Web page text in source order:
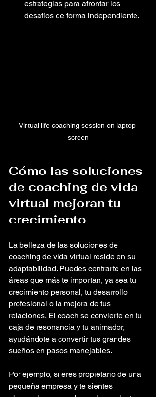
estrategias para afrontar los
desafíos de forma independiente.
Virtual life coaching session on laptop
screen
Cómo las soluciones
de coaching de vida
virtual mejoran tu
crecimiento
La belleza de las soluciones de
coaching de vida virtual reside en su
adaptabilidad. Puedes centrarte en las
áreas que más te importan, ya sea tu
crecimiento personal, tu desarrollo
profesional o la mejora de tus
relaciones. El coach se convierte en tu
caja de resonancia y tu animador,
ayudándote a convertir tus grandes
sueños en pasos manejables.
Por ejemplo, si eres propietario de una
pequeña empresa y te sientes